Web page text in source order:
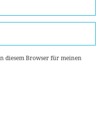
diesem Browser für meinen